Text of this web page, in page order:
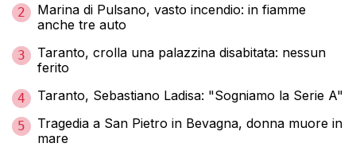
2
Marina di Pulsano, vasto incendio: in fiamme
anche tre auto
3
Taranto, crolla una palazzina disabitata: nessun
ferito
4 Taranto, Sebastiano Ladisa: "Sogniamo la Serie A"
5
Tragedia a San Pietro in Bevagna, donna muore in
mare